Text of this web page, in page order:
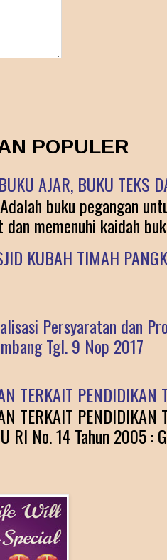
POPULER
AJAR, BUKU TEKS
buku pegangan
memenuhi kaidah
KUBAH TIMAH
Persyaratan dan
Tgl. 9 Nop 2017
TERKAIT PENDIDIKAN
TERKAIT
RI No. 14 Tahun 2005 :